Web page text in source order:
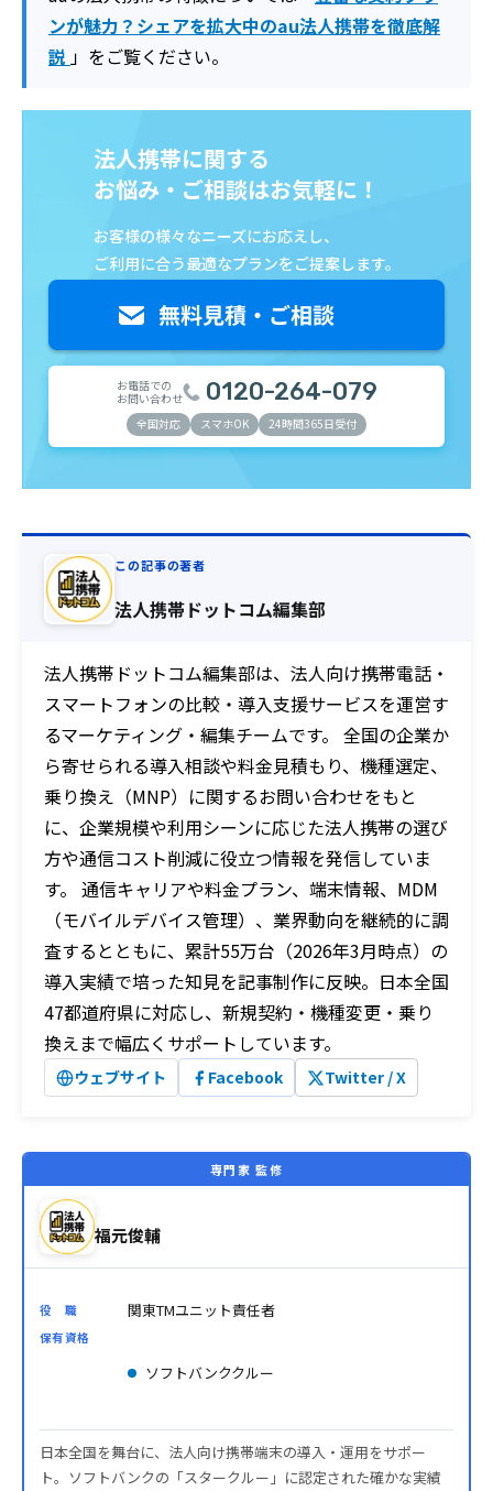
ンが魅力？シェアを拡大中のau法人携帯を徹底解
説 」をご覧ください。
法人携帯に関する
お悩み・ご相談はお気軽に！
お客様の様々なニーズにお応えし、
ご利用に合う最適なプランをご提案します。
お電話での
お問い合わせ
0120-264-079
全国対応 スマホOK 24時間365日受付
この記事の著者
法人携帯ドットコム編集部
法人携帯ドットコム編集部は、法人向け携帯電話・
スマートフォンの比較・導入支援サービスを運営す
るマーケティング・編集チームです。 全国の企業か
ら寄せられる導入相談や料金見積もり、機種選定、
乗り換え（MNP）に関するお問い合わせをもと
に、企業規模や利用シーンに応じた法人携帯の選び
方や通信コスト削減に役立つ情報を発信していま
す。 通信キャリアや料金プラン、端末情報、MDM
（モバイルデバイス管理）、業界動向を継続的に調
査するとともに、累計55万台（2026年3月時点）の
導入実績で培った知見を記事制作に反映。日本全国
47都道府県に対応し、新規契約・機種変更・乗り
換えまで幅広くサポートしています。
ウェブサイト Facebook Twitter / X
専門家 監修
福元俊輔
役 職 関東TMユニット責任者
保有資格
ソフトバンククルー
日本全国を舞台に、法人向け携帯端末の導入・運用をサポー
ト。ソフトバンクの「スタークルー」に認定された確かな実績